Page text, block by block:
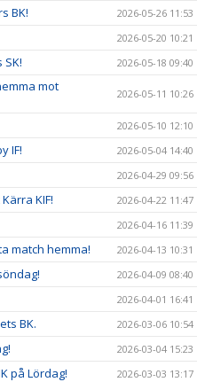
BK! 2026-05-26 11:53
2026-05-20 10:21
2026-05-18 09:40
mot
2026-05-11 10:26
2026-05-10 12:10
IF! 2026-05-04 14:40
2026-04-29 09:56
KIF! 2026-04-22 11:47
2026-04-16 11:39
match hemma! 2026-04-13 10:31
2026-04-09 08:40
2026-04-01 16:41
BK. 2026-03-06 10:54
2026-03-04 15:23
på Lördag! 2026-03-03 13:17